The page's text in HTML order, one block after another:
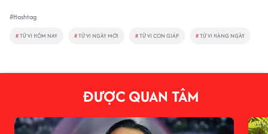
#Hashtag
#TỬ VI HÔM NAY #TỬ VI NGÀY MỚI #TỬ VI CON GIÁP #TỬ VI HÀNG NGÀY
ĐƯỢC QUAN TÂM